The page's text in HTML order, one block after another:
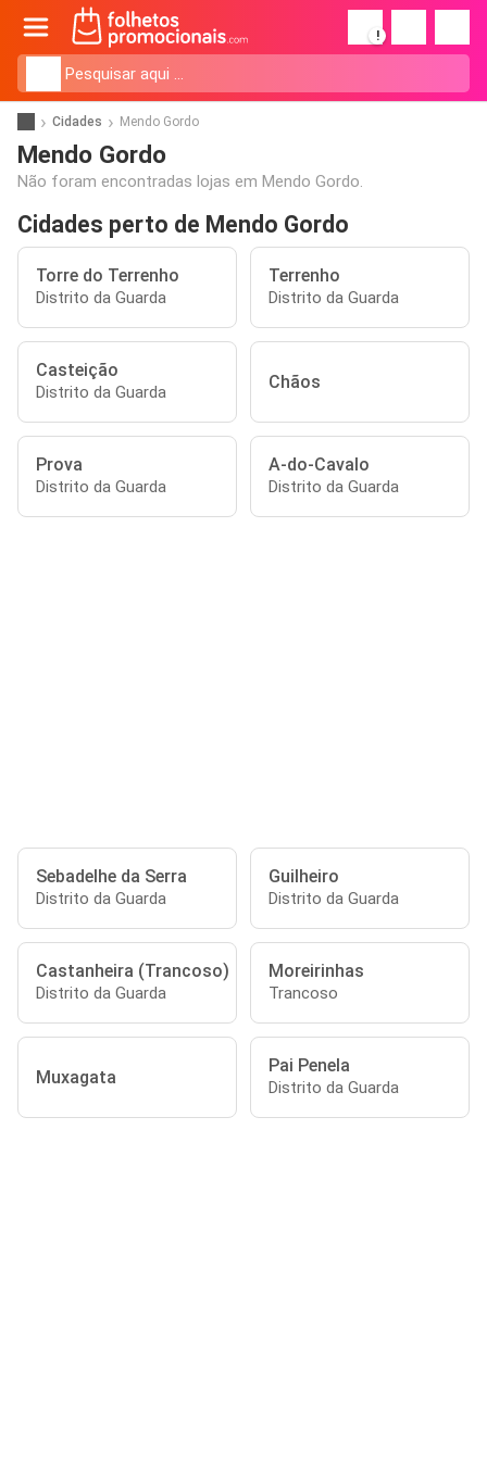
!
Cidades Mendo Gordo
Mendo Gordo
Não foram encontradas lojas em Mendo Gordo.
Cidades perto de Mendo Gordo
Torre do Terrenho
Distrito da Guarda
Terrenho
Distrito da Guarda
Casteição
Distrito da Guarda Chãos
Prova
Distrito da Guarda
A-do-Cavalo
Distrito da Guarda
Sebadelhe da Serra
Distrito da Guarda
Guilheiro
Distrito da Guarda
Castanheira (Trancoso)
Distrito da Guarda
Moreirinhas
Trancoso
Muxagata
Pai Penela
Distrito da Guarda